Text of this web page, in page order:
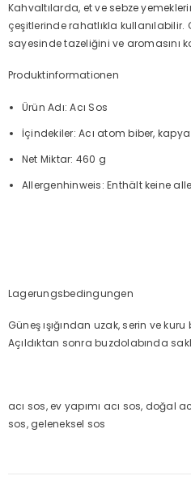
Kahvaltılarda, et ve sebze
çeşitlerinde rahatlıkla
sayesinde tazeliğini ve aromasını
Produktinformationen
Ürün Adı: Acı Sos
İçindekiler: Acı atom biber,
Net Miktar: 460 g
Allergenhinweis: Enthält keine
Lagerungsbedingungen
Güneş ışığından uzak, serin ve
Açıldıktan sonra buzdolabında
acı sos, ev yapımı acı sos, doğal
sos, geleneksel sos